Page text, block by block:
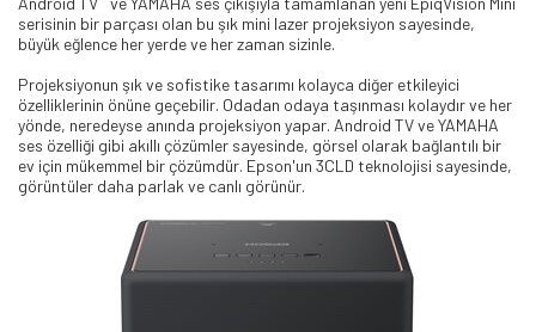
serisinin bir parçası olan bu şık mini lazer projeksiyon sayesinde,
büyük eğlence her yerde ve her zaman sizinle.
Projeksiyonun şık ve sofistike tasarımı kolayca diğer etkileyici
özelliklerinin önüne geçebilir. Odadan odaya taşınması kolaydır ve her
yönde, neredeyse anında projeksiyon yapar. Android TV ve YAMAHA
ses özelliği gibi akıllı çözümler sayesinde, görsel olarak bağlantılı bir
ev için mükemmel bir çözümdür. Epson'un 3CLD teknolojisi sayesinde,
görüntüler daha parlak ve canlı görünür.